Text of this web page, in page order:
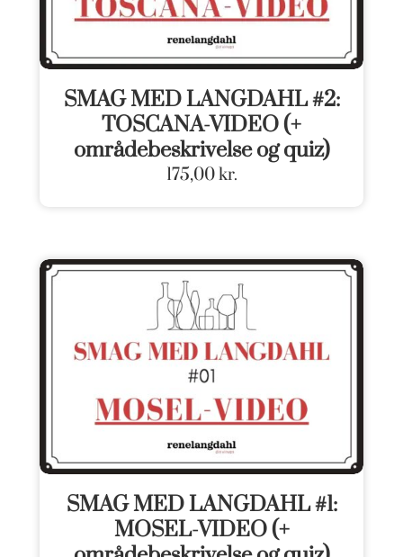
SMAG MED LANGDAHL #2:
TOSCANA-VIDEO (+
områdebeskrivelse og quiz)
175,00kr.
SMAG MED LANGDAHL #1:
MOSEL-VIDEO (+